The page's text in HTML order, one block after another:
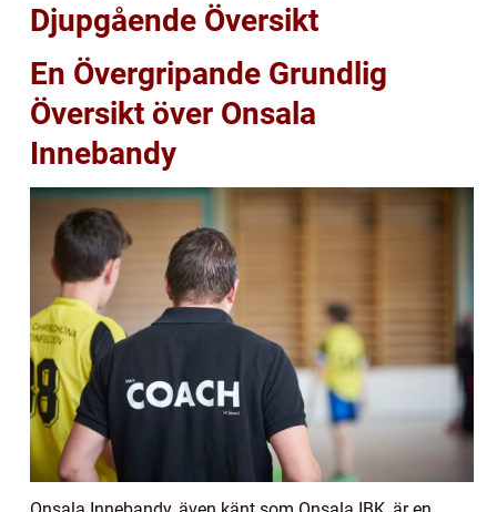
Djupgående Översikt
En Övergripande Grundlig
Översikt över Onsala
Innebandy